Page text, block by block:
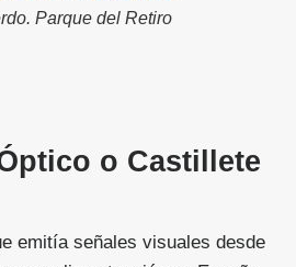
Parque del Retiro
o Castillete
emitía señales visuales desde